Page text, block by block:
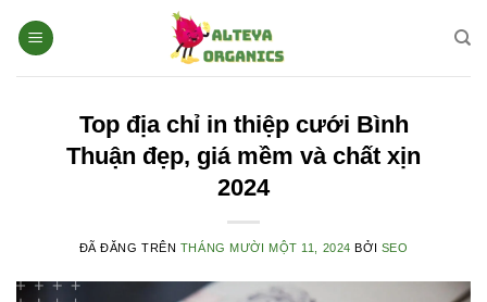
đến
Top địa chỉ in thiệp cưới Bình
Thuận đẹp, giá mềm và chất xịn
2024
ĐÃ ĐĂNG TRÊN THÁNG MƯỜI MỘT 11, 2024 BỞI SEO